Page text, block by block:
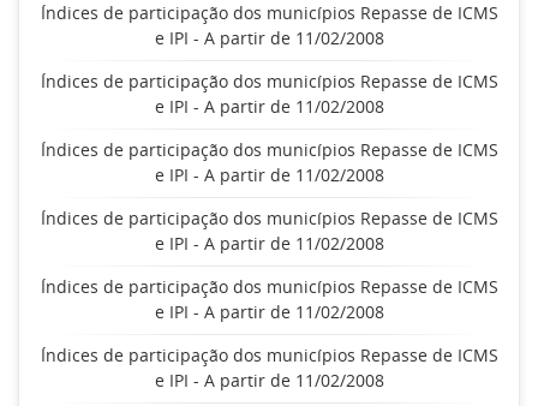
Índices de participação dos municípios Repasse de ICMS
e IPI - A partir de 11/02/2008
Índices de participação dos municípios Repasse de ICMS
e IPI - A partir de 11/02/2008
Índices de participação dos municípios Repasse de ICMS
e IPI - A partir de 11/02/2008
Índices de participação dos municípios Repasse de ICMS
e IPI - A partir de 11/02/2008
Índices de participação dos municípios Repasse de ICMS
e IPI - A partir de 11/02/2008
Índices de participação dos municípios Repasse de ICMS
e IPI - A partir de 11/02/2008